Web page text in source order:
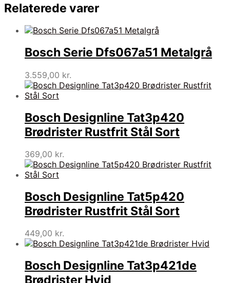
Relaterede varer
Bosch Serie Dfs067a51 Metalgrå
3.559,00 kr.
Bosch Designline Tat3p420
Brødrister Rustfrit Stål Sort
369,00 kr.
Bosch Designline Tat5p420
Brødrister Rustfrit Stål Sort
449,00 kr.
Bosch Designline Tat3p421de
Brødrister Hvid